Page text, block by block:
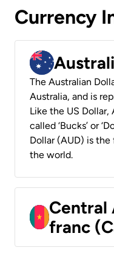
Currency
The Australian
Australia, and is
Like the US Dollar,
called ‘Bucks’ or
Dollar (AUD) is
the world.
Central
franc